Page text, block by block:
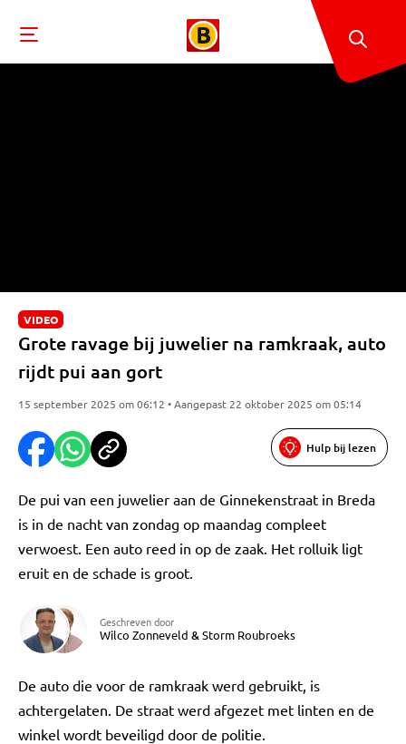
VIDEO
Grote ravage bij juwelier na ramkraak, auto
rijdt pui aan gort
15 september 2025 om 06:12 • Aangepast 22 oktober 2025 om 05:14
Hulp bij lezen
De pui van een juwelier aan de Ginnekenstraat in Breda
is in de nacht van zondag op maandag compleet
verwoest. Een auto reed in op de zaak. Het rolluik ligt
eruit en de schade is groot.
Geschreven door
Wilco Zonneveld &Storm Roubroeks
De auto die voor de ramkraak werd gebruikt, is
achtergelaten. De straat werd afgezet met linten en de
winkel wordt beveiligd door de politie.